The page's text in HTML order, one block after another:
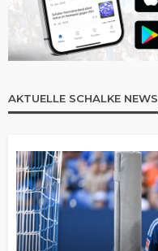
AKTUELLE SCHALKE NEWS